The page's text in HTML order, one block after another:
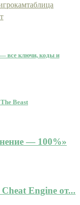
таблица
все ключи, коды и
Beast
— 100%»
Engine от...